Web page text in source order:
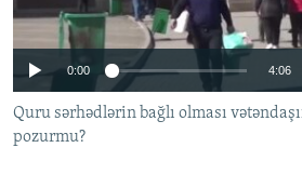
İNFOQRAFIKA
AZƏRBAYCAN ƏDƏBIYYATI KITABXANASI
İSLAM VƏ DEMOKRATIYA
MISSIYAMIZ
PEŞƏ ETIKASI VƏ JURNALISTIKA
AZADLIQRADIOSU MOBIL TELEFONUNUZDA
BIZI IZLƏ
RFE/RL-in bütün saytları
0:00 4:06
Quru sərhədlərin bağlı olması
pozurmu?